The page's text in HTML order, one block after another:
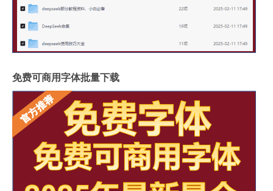
免费可商用字体批量下载